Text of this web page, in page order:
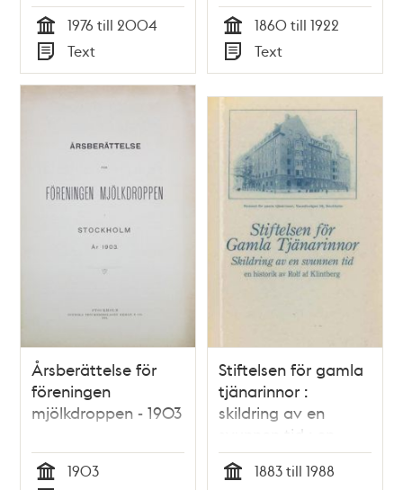
Tid
1976 till 2004
Typ
Text Tid
1860 till 1922
Typ
Text
Årsberättelse för
föreningen
mjölkdroppen - 1903
1903
Stiftelsen för gamla
tjänarinnor :
skildring av en
svunnen tid : en
historik / Rolf af
Klintberg1883 till 1988